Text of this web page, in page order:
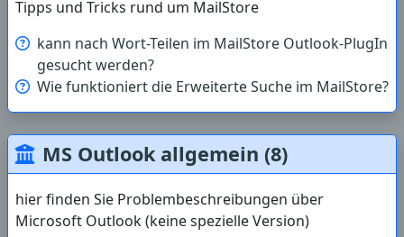
Tipps und Tricks rund um MailStore
kann nach Wort-Teilen im MailStore Outlook-PlugIn
gesucht werden?
Wie funktioniert die Erweiterte Suche im MailStore?
MS Outlook allgemein (8)
hier finden Sie Problembeschreibungen über
Microsoft Outlook (keine spezielle Version)